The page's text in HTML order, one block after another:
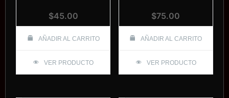
$45.00
AÑADIR AL CARRITO
VER PRODUCTO
$75.00
AÑADIR AL CARRITO
VER PRODUCTO